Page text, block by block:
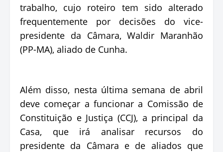
trabalho, cujo roteiro tem sido alterado
frequentemente por decisões do vice-
presidente da Câmara, Waldir Maranhão
(PP-MA), aliado de Cunha.
Além disso, nesta última semana de abril
deve começar a funcionar a Comissão de
Constituição e Justiça (CCJ), a principal da
Casa, que irá analisar recursos do
presidente da Câmara e de aliados que